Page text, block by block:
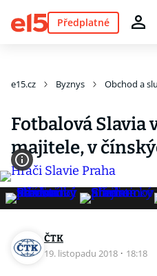
Předplatné
e15.cz Byznys Obchod a
Fotbalová Slavia
majitele, v
ČTK
19. listopadu 2018 · 18:18